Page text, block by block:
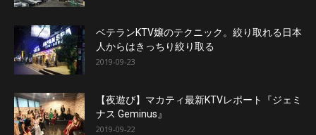
ベテランKTV嬢のテクニック。絞り取れる日本
人からはきっちり絞り取る
2019-09-23
【夜遊び】マカティ最新KTVレポート『ジェミ
ナス Geminus』
2019-09-22